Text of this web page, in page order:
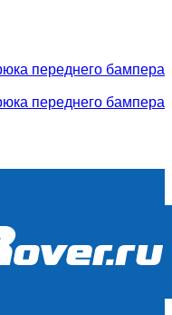
переднего бампера
переднего бампера